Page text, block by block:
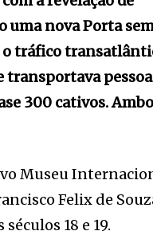
uma nova Porta
o tráfico
transportava
300 cativos.
Museu
Felix de
18 e 19.